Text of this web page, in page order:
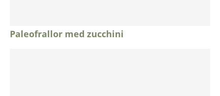
Paleofrallor med zucchini